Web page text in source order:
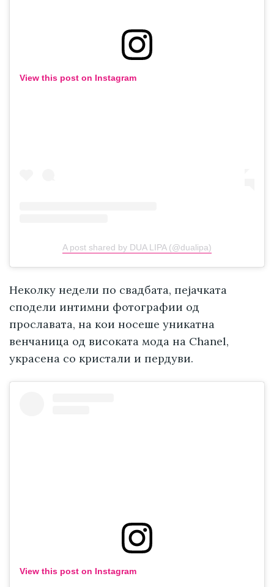
View this post on Instagram
A post shared by DUA LIPA (@dualipa)
Неколку недели по свадбата, пејачката
сподели интимни фотографии од
прославата, на кои носеше уникатна
венчаница од високата мода на Chanel,
украсена со кристали и пердуви.
View this post on Instagram